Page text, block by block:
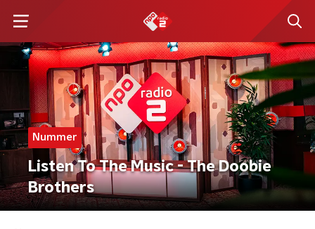
Nummer
Listen To The Music - The Doobie
Brothers